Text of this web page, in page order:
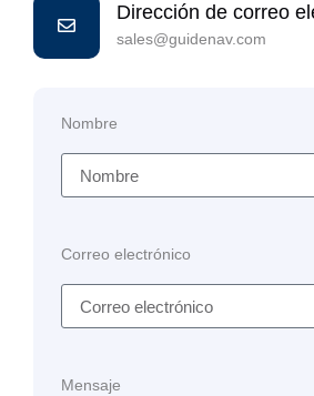
Dirección de correo
sales@guidenav.com
Nombre
Correo electrónico
Mensaje